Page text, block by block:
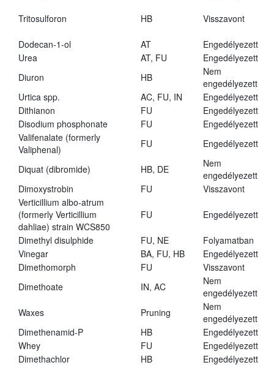
Tritosulforon HB Visszavont
Dodecan-1-ol AT
Engedélyezett
Urea
AT, FU
Engedélyezett
Diuron
HB
Nem
engedélyezett
Urtica spp.
AC, FU, IN
Engedélyezett
Dithianon
FU
Engedélyezett
Disodium phosphonate
FU
Engedélyezett
Valifenalate (formerly
Valiphenal)
FU Engedélyezett
Diquat (dibromide) HB, DE
Nem
engedélyezett
Dimoxystrobin
FU
Visszavont
Verticillium albo-atrum
(formerly Verticillium
dahliae) strain WCS850
FU Engedélyezett
Dimethyl disulphide FU, NE
Folyamatban
Vinegar
BA, FU, HB
Engedélyezett
Dimethomorph
FU
Visszavont
Dimethoate
IN, AC
Nem
engedélyezett
Waxes
Pruning
Nem
engedélyezett
Dimethenamid-P
HB
Engedélyezett
Whey
FU
Engedélyezett
Dimethachlor
HB Engedélyezett